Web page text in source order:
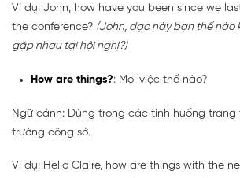
Ví dụ: John, how have you been since we
the conference? (John, dạo này bạn thế nào
gặp nhau tại hội nghị?)
How are things?: Mọi việc thế nào?
Ngữ cảnh: Dùng trong các tình huống trang
trường công sở.
Ví dụ: Hello Claire, how are things with the